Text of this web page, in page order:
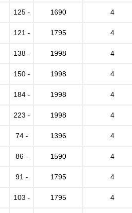
125 - 1690 4
121 - 1795 4
138 - 1998 4
150 - 1998 4
184 - 1998 4
223 - 1998 4
74 - 1396 4
86 - 1590 4
91 - 1795 4
103 - 1795 4